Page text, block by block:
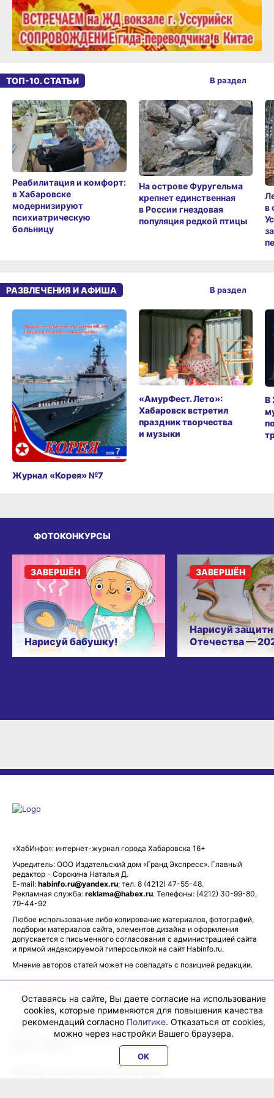
ТОП-10. СТАТЬИ
Реабилитация и комфорт:
в Хабаровске
модернизируют
психиатрическую
больницу
На острове Фуругельма
крепнет единственная
в России гнездовая
популяция редкой птицы
в
В раздел
РАЗВЛЕЧЕНИЯ И АФИША
Журнал «Корея» №7
«АмурФест. Лето»:
Хабаровск встретил
праздник творчества
и музыки
В
В раздел
ФОТОКОНКУРСЫ
Нарисуй бабушку!
ЗАВЕРШЁН
Нарисуй
Отечества —
ЗАВЕРШЁН
«ХабИнфо»: интернет-журнал города Хабаровска 16+
Учредитель: ООО Издательский дом «Гранд Экспресс». Главный
редактор - Сорокина Наталья Д.
E-mail: habinfo.ru@yandex.ru; тел. 8 (4212) 47-55-48.
Рекламная служба: reklama@habex.ru. Телефоны: (4212) 30-99-80,
79-44-92
Любое использование либо копирование материалов, фотографий,
подборки материалов сайта, элементов дизайна и оформления
допускается с письменного согласования с администрацией сайта
и прямой индексируемой гиперссылкой на сайт Habinfo.ru.
Мнение авторов статей может не совпадать с позицией редакции.
Соглашение пользователя
Подписка на новости:
RSS
Данные погоды предоставляются сервисом
Оставаясь на сайте, Вы даете согласие на использование
cookies, которые применяются для повышения качества
рекомендаций согласно Политике. Отказаться от cookies,
можно через настройки Вашего браузера.
OK